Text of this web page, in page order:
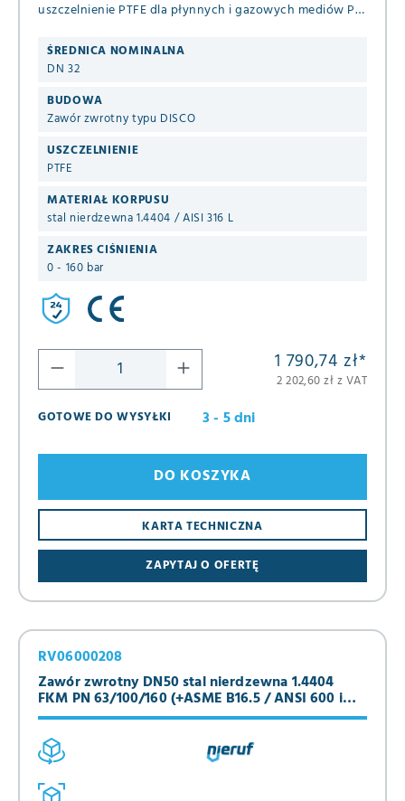
uszczelnienie PTFE dla płynnych i gazowych mediów PN
B1ŚREDNICA NOMINALNA
DN 32
BUDOWA
Zawór zwrotny typu DISCO
USZCZELNIENIE
PTFE
MATERIAŁ KORPUSU
stal nierdzewna 1.4404 / AISI 316 L
ZAKRES CIŚNIENIA
0 - 160 bar
1 790,74 zł*
2 202,60 zł z VAT
GOTOWE DO WYSYŁKI
3 - 5 dni
ZAPYTAJ O OFERTĘ
KARTA TECHNICZNA
DO KOSZYKA
Zawór zwrotny DN50 stal nierdzewna 1.4404
FKM PN 63/100/160 (+ASME B16.5 / ANSI 600 i
900)
RV06000208